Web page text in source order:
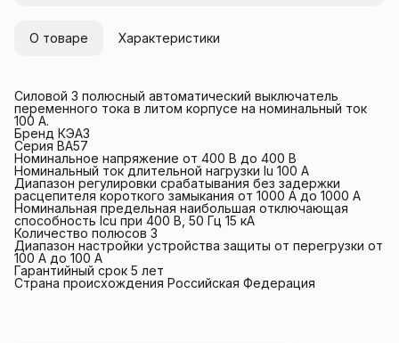
О товаре Характеристики
Силовой 3 полюсный автоматический выключатель
переменного тока в литом корпусе на номинальный ток
100 А.
Бренд КЭАЗ
Серия ВА57
Номинальное напряжение от 400 В до 400 В
Номинальный ток длительной нагрузки Iu 100 А
Диапазон регулировки срабатывания без задержки
расцепителя короткого замыкания от 1000 А до 1000 А
Номинальная предельная наибольшая отключающая
способность Icu при 400 В, 50 Гц 15 кА
Количество полюсов 3
Диапазон настройки устройства защиты от перегрузки от
100 А до 100 А
Гарантийный срок 5 лет
Страна происхождения Российская Федерация